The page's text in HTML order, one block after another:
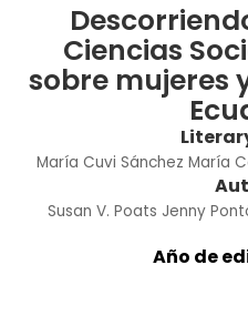
Ciencias
sobre mujeres
María Cuvi Sánchez María
Susan V. Poats Jenny
Año de